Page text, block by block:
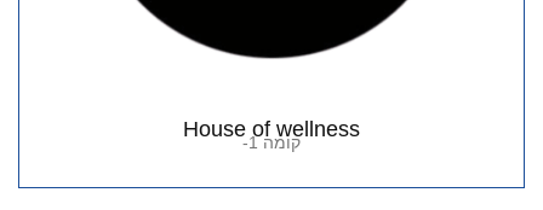
House of wellness
קומה 1-